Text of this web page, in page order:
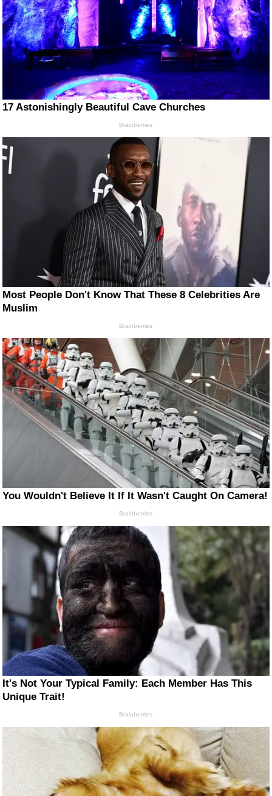
17 Astonishingly Beautiful Cave Churches
Brainberries
Most People Don't Know That These 8 Celebrities Are
Muslim
Brainberries
You Wouldn't Believe It If It Wasn't Caught On Camera!
Brainberries
It's Not Your Typical Family: Each Member Has This
Unique Trait!
Brainberries